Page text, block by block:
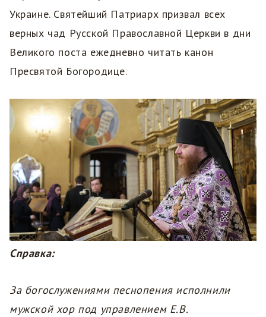
Украине. Святейший Патриарх призвал всех
верных чад Русской Православной Церкви в дни
Великого поста ежедневно читать канон
Пресвятой Богородице.
Справка:
За богослужениями песнопения исполнили
мужской хор под управлением Е.В.